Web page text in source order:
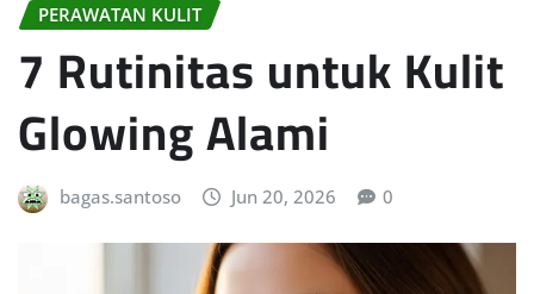
PERAWATAN KULIT
7 Rutinitas untuk Kulit
Glowing Alami
bagas.santoso Jun 20, 2026 0